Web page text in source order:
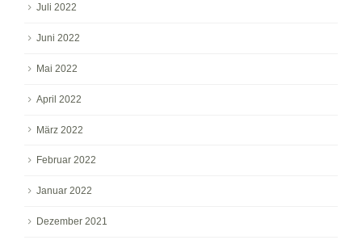
Juli 2022
Juni 2022
Mai 2022
April 2022
März 2022
Februar 2022
Januar 2022
Dezember 2021